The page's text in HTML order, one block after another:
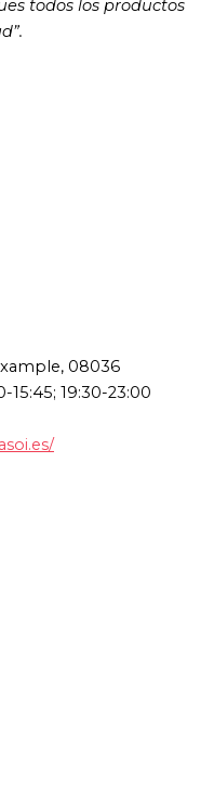
todos los productos
08036
15:45; 19:30-23:00